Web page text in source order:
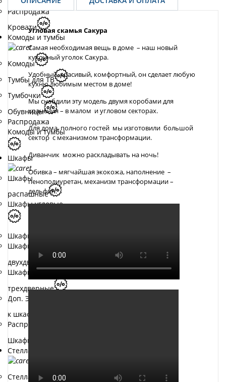
Распродажа
Кровати
Комоды и тумбы
Комоды
Тумбы для ТВ
Тумбочки
Обувницы
Распродажа
Комоды и тумбы
Шкафы
Шкафы
распашные
Шкафы угловые
Шкафы-купе
Шкафы-купе Е1
двухдверные
Шкафы-купе Е1
трехдверные
Доп. Элементы
к шкафам
Распродажа
Шкафы
Стеллажи и полки
Стеллажи
Угловая скамья Сакура
Самая необходимая вещь в доме – наш новый
кухонный уголок Сакура.
Удобный, красивый, комфортный, он сделает любую
кухню любимым местом в доме!
Мы снабдили эту модель двумя коробами для
хранения – в малом и угловом секторах.
Для дома, полного гостей мы изготовили большой
сектор с механизмом трансформации.
Диванчик можно раскладывать на ночь!
Обивка – мягчайшая экокожа, наполнение –
пенополиуретан, механизм трансформации –
дельфин.